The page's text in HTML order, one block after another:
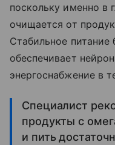
поскольку именно в
очищается от
Стабильное питание
обеспечивает
энергоснабжение в
Специалист
продукты с
и пить